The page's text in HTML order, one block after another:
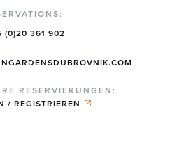
(0)20 361 902
RESERVIERUNGEN:
/ REGISTRIEREN